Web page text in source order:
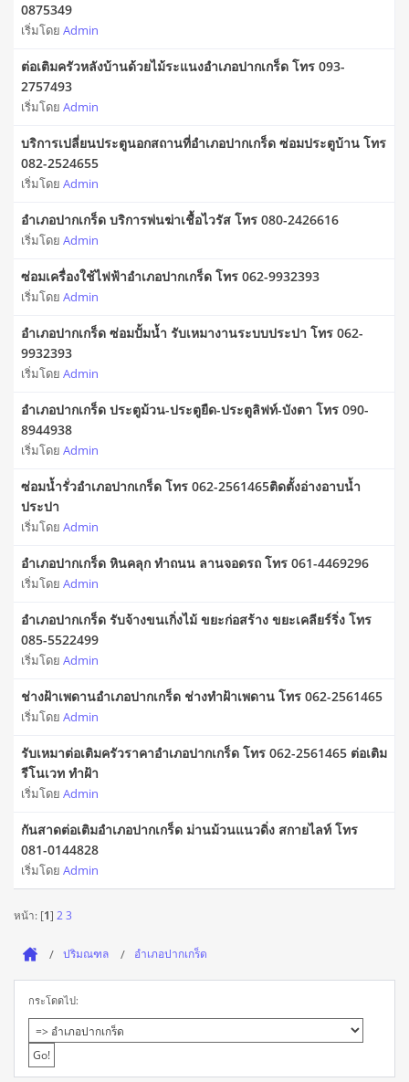
0875349
เริ่มโดย Admin
ต่อเติมครัวหลังบ้านด้วยไม้ระแนงอำเภอปากเกร็ด โทร 093-
2757493
เริ่มโดย Admin
บริการเปลี่ยนประตูนอกสถานที่อำเภอปากเกร็ด ซ่อมประตูบ้าน โทร
082-2524655
เริ่มโดย Admin
อำเภอปากเกร็ด บริการพ่นฆ่าเชื้อไวรัส โทร 080-2426616
เริ่มโดย Admin
ซ่อมเครื่องใช้ไฟฟ้าอำเภอปากเกร็ด โทร 062-9932393
เริ่มโดย Admin
อำเภอปากเกร็ด ซ่อมปั้มน้ำ รับเหมางานระบบประปา โทร 062-
9932393
เริ่มโดย Admin
อำเภอปากเกร็ด ประตูม้วน-ประตูยืด-ประตูลิฟท์-บังตา โทร 090-
8944938
เริ่มโดย Admin
ซ่อมน้ำรั่วอำเภอปากเกร็ด โทร 062-2561465ติดตั้งอ่างอาบน้ำ
ประปา
เริ่มโดย Admin
อำเภอปากเกร็ด หินคลุก ทำถนน ลานจอดรถ โทร 061-4469296
เริ่มโดย Admin
อำเภอปากเกร็ด รับจ้างขนเกิ่งไม้ ขยะก่อสร้าง ขยะเคลียร์ริ่ง โทร
085-5522499
เริ่มโดย Admin
ช่างฝ้าเพดานอำเภอปากเกร็ด ช่างทำฝ้าเพดาน โทร 062-2561465
เริ่มโดย Admin
รับเหมาต่อเติมครัวราคาอำเภอปากเกร็ด โทร 062-2561465 ต่อเติม
รีโนเวท ทำฝ้า
เริ่มโดย Admin
กันสาดต่อเติมอำเภอปากเกร็ด ม่านม้วนแนวดิ่ง สกายไลท์ โทร
081-0144828
เริ่มโดย Admin
หน้า: [1] 23
ปริมณฑล อำเภอปากเกร็ด
กระโดดไป: